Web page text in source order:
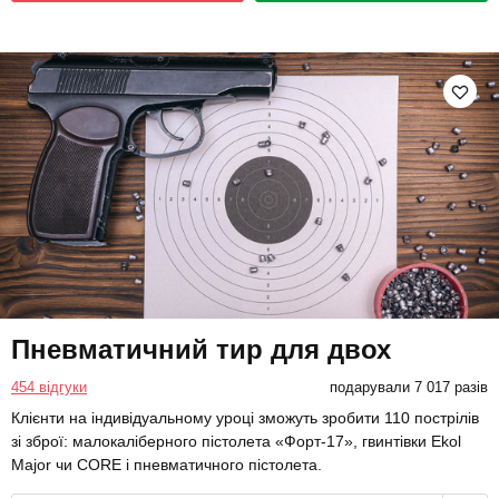
Пневматичний тир для двох
454 відгуки подарували 7 017 разів
Клієнти на індивідуальному уроці зможуть зробити 110 пострілів
зі зброї: малокаліберного пістолета «Форт-17», гвинтівки Ekol
Major чи CORE і пневматичного пістолета.